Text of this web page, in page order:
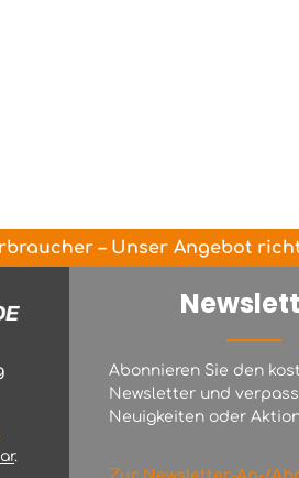
– Unser Angebot
.
Abonnieren Sie den
Newsletter und
Neuigkeiten oder